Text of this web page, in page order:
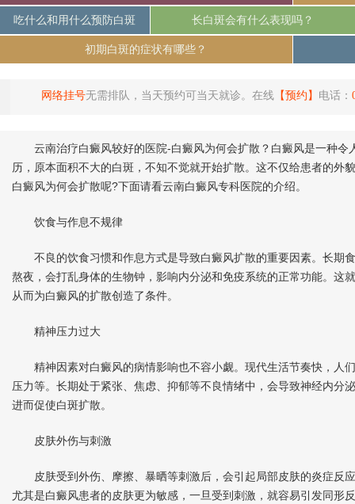
吃什么和用什么预防白斑 长白斑会有什么表现吗？
初期白斑的症状有哪些？
网络挂号无需排队，当天预约可当天就诊。在线 【预约】 电话：
云南治疗白癜风较好的医院-白癜风为何会扩散？白癜风是一种令
历，原本面积不大的白斑，不知不觉就开始扩散。这不仅给患者的外
白癜风为何会扩散呢?下面请看云南白癜风专科医院的介绍。
饮食与作息不规律
不良的饮食习惯和作息方式是导致白癜风扩散的重要因素。长期
熬夜，会打乱身体的生物钟，影响内分泌和免疫系统的正常功能。这
从而为白癜风的扩散创造了条件。
精神压力过大
精神因素对白癜风的病情影响也不容小觑。现代生活节奏快，人
压力等。长期处于紧张、焦虑、抑郁等不良情绪中，会导致神经内分
进而促使白斑扩散。
皮肤外伤与刺激
皮肤受到外伤、摩擦、暴晒等刺激后，会引起局部皮肤的炎症反
尤其是白癜风患者的皮肤更为敏感，一旦受到刺激，就容易引发同形